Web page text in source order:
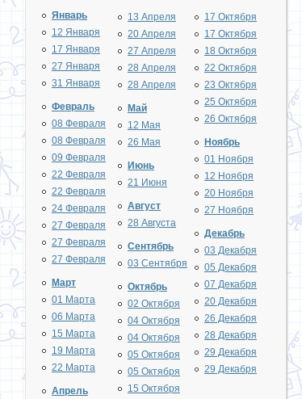
Январь
12 Января
17 Января
27 Января
31 Января
Февраль
08 Февраля
08 Февраля
09 Февраля
22 Февраля
22 Февраля
24 Февраля
27 Февраля
27 Февраля
27 Февраля
Март
01 Марта
06 Марта
15 Марта
19 Марта
22 Марта
Апрель
13 Апреля
20 Апреля
27 Апреля
28 Апреля
28 Апреля
Май
12 Мая
26 Мая
Июнь
21 Июня
Август
28 Августа
Сентябрь
03 Сентября
Октябрь
02 Октября
04 Октября
04 Октября
05 Октября
05 Октября
15 Октября
17 Октября
17 Октября
18 Октября
22 Октября
23 Октября
25 Октября
26 Октября
Ноябрь
01 Ноября
12 Ноября
20 Ноября
27 Ноября
Декабрь
03 Декабря
05 Декабря
07 Декабря
20 Декабря
26 Декабря
28 Декабря
29 Декабря
29 Декабря